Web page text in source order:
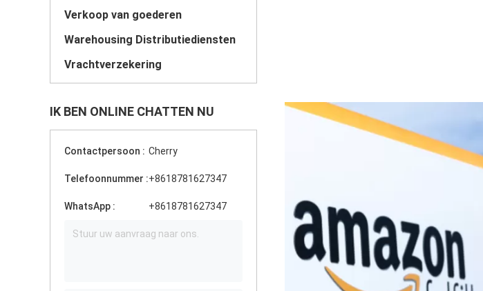
Verkoop van goederen
Warehousing Distributiediensten
Vrachtverzekering
IK BEN ONLINE CHATTEN NU
Contactpersoon : Cherry
Telefoonnummer :+8618781627347
WhatsApp : +8618781627347